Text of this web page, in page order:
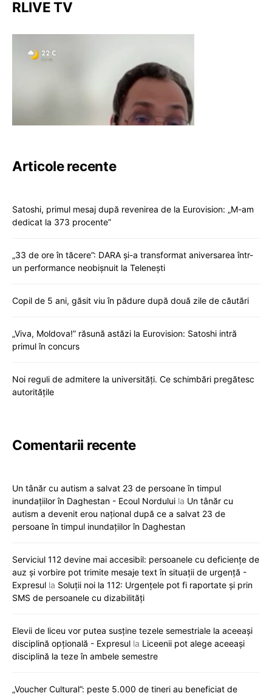
RLIVE TV
Articole recente
Satoshi, primul mesaj după revenirea de la Eurovision: „M-am
dedicat la 373 procente”
„33 de ore în tăcere”: DARA și-a transformat aniversarea într-
un performance neobișnuit la Telenești
Copil de 5 ani, găsit viu în pădure după două zile de căutări
„Viva, Moldova!” răsună astăzi la Eurovision: Satoshi intră
primul în concurs
Noi reguli de admitere la universități. Ce schimbări pregătesc
autoritățile
Comentarii recente
Un tânăr cu autism a salvat 23 de persoane în timpul
inundațiilor în Daghestan - Ecoul Nordului la Un tânăr cu
autism a devenit erou național după ce a salvat 23 de
persoane în timpul inundațiilor în Daghestan
Serviciul 112 devine mai accesibil: persoanele cu deficiențe de
auz și vorbire pot trimite mesaje text în situații de urgență -
Expresul la Soluții noi la 112: Urgențele pot fi raportate și prin
SMS de persoanele cu dizabilități
Elevii de liceu vor putea susține tezele semestriale la aceeași
disciplină opțională - Expresul la Liceenii pot alege aceeași
disciplină la teze în ambele semestre
„Voucher Cultural”: peste 5.000 de tineri au beneficiat de